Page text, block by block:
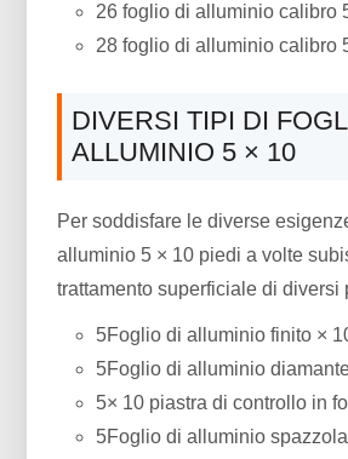
26 foglio di alluminio calibro
28 foglio di alluminio calibro
DIVERSI TIPI DI
ALLUMINIO 5 × 10
Per soddisfare le diverse
alluminio 5 × 10 piedi a volte
trattamento superficiale di diversi
5Foglio di alluminio finito ×
5Foglio di alluminio
5× 10 piastra di controllo in
5Foglio di alluminio